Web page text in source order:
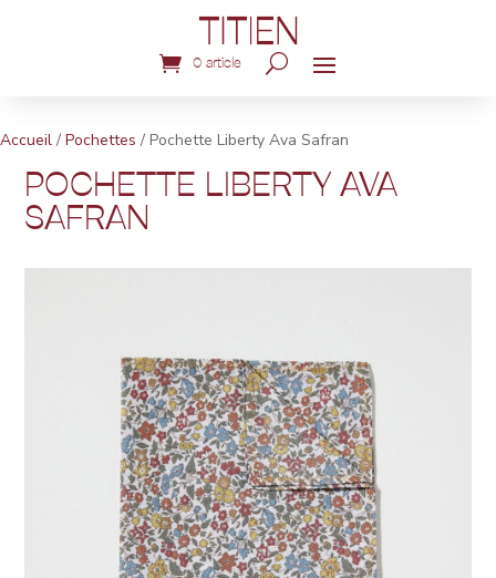
0 article
Accueil / Pochettes / Pochette Liberty Ava Safran
POCHETTE LIBERTY AVA
SAFRAN